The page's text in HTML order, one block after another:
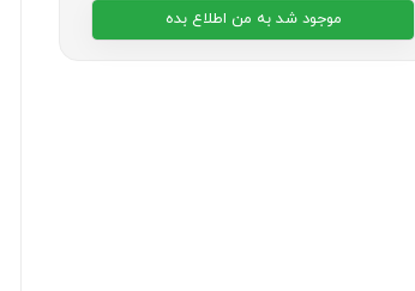
موجود شد به من اطلاع بده